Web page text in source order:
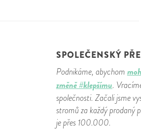
SPOLEČENSKÝ
Podnikáme, abychom
změně #klepšímu.
společnosti. Začali jsme
stromů za každý prodaný
je přes 100.000.